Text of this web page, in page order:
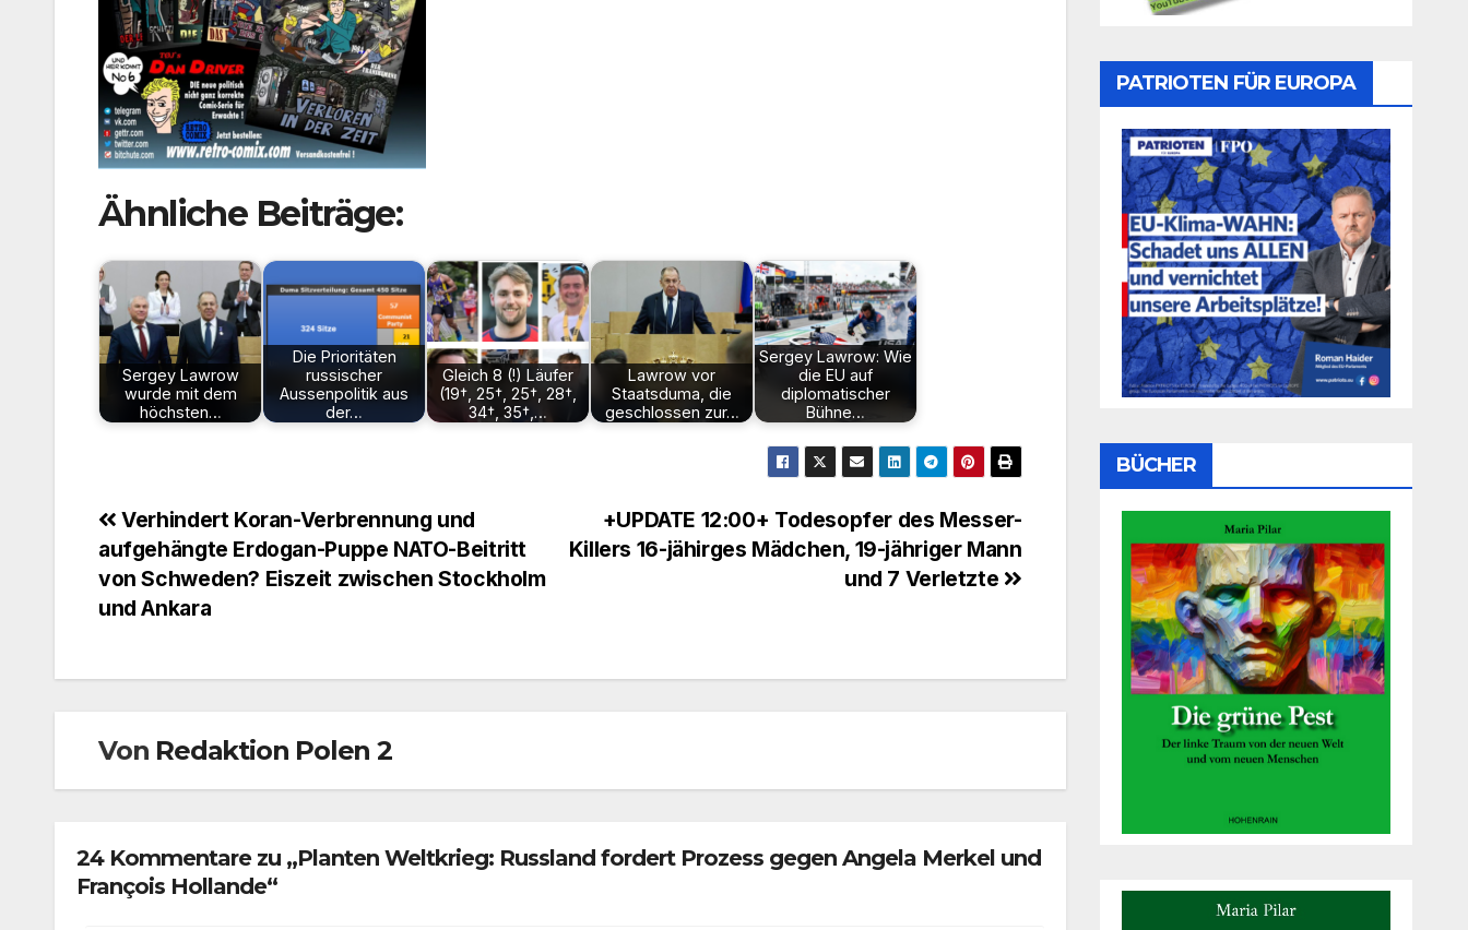
Ähnliche Beiträge:
Sergey Lawrow
wurde mit dem
höchsten…
Die Prioritäten
russischer
Aussenpolitik aus
der…
Gleich 8 (!) Läufer
(19†, 25†, 25†, 28†,
34†, 35†,…
Lawrow vor
Staatsduma, die
geschlossen zur…
Sergey Lawrow: Wie
die EU auf
diplomatischer
Bühne…
Beitragsnavigation
+UPDATE 12:00+ Todesopfer des Messer-
Killers 16-jähirges Mädchen, 19-jähriger Mann
und 7 Verletzte
Verhindert Koran-Verbrennung und
aufgehängte Erdogan-Puppe NATO-Beitritt
von Schweden? Eiszeit zwischen Stockholm
und Ankara
Von Redaktion Polen 2
24 Kommentare zu „Planten Weltkrieg: Russland fordert Prozess gegen Angela Merkel und
François Hollande“
PATRIOTEN FÜR EUROPA
BÜCHER